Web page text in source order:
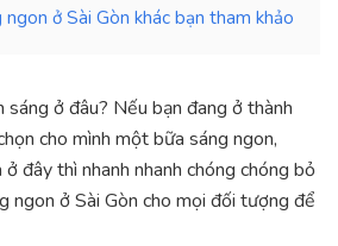
ngon ở Sài Gòn khác bạn tham khảo
sáng ở đâu? Nếu bạn đang ở thành
cho mình một bữa sáng ngon,
đây thì nhanh nhanh chóng chóng bỏ
ngon ở Sài Gòn cho mọi đối tượng để